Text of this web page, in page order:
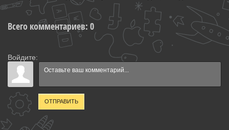
Всего комментариев: 0
Войдите:
ОТПРАВИТЬ